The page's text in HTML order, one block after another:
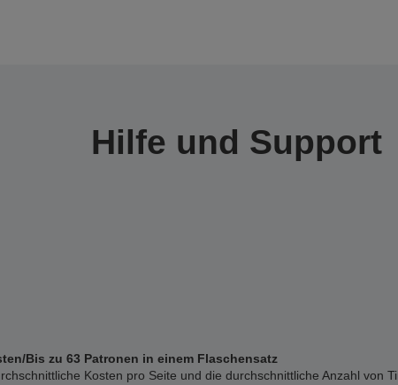
Hilfe und Support
Bis zu 63 Patronen in einem Flaschensatz
Kosten pro Seite und die durchschnittliche Anzahl von